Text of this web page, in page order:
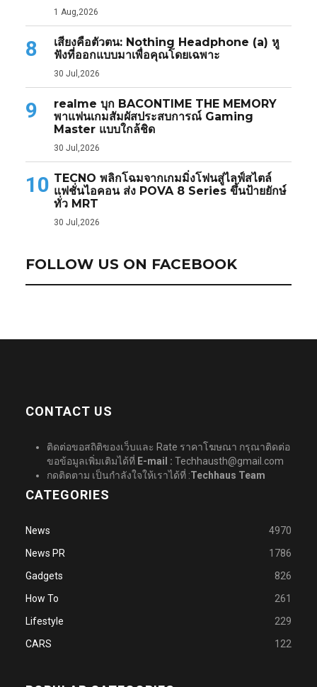
1 Aug,2026
8
เสียงคือตัวตน: Nothing Headphone (a) หู
ฟังที่ออกแบบมาเพื่อคุณโดยเฉพาะ
30 Jul,2026
9
realme บุก BACONTIME THE MEMORY
พาแฟนเกมสัมผัสประสบการณ์ Gaming
Master แบบใกล้ชิด
30 Jul,2026
10 TECNO พลิกโฉมจากเกมมิ่งโฟนสู่ไลฟ์สไตล์
แฟชั่นไอคอน ส่ง POVA 8 Series ขึ้นป้ายยักษ์
ทั่ว MRT
30 Jul,2026
FOLLOW US ON FACEBOOK
CONTACT US
ติดต่อขอสถิติของเว็บและ Rate ราคาโฆษณา กรุณาติดต่อ
ขอข้อมูลเพิ่มเติมได้ที่ E-mail : Techhausth@gmail.com
กดติดตาม เป็นกำลังใจให้เราได้ที่ :Techhaus Team
CATEGORIES
News
4970
News PR
1786
Gadgets
826
How To
261
Lifestyle
229
CARS
122